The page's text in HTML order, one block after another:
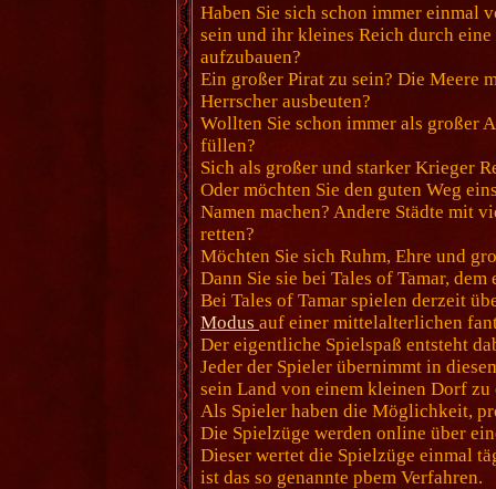
Haben Sie sich schon immer einmal
sein und ihr kleines Reich durch
aufzubauen?
Ein großer Pirat zu sein? Die Meere
Herrscher ausbeuten?
Wollten Sie schon immer als großer
füllen?
Sich als großer und starker Krieger
Oder möchten Sie den guten Weg
Namen machen? Andere Städte mit
retten?
Möchten Sie sich Ruhm, Ehre und
Dann Sie sie bei Tales of Tamar,
Bei Tales of Tamar spielen derzeit
Modus auf einer mittelalterlichen
Der eigentliche Spielspaß entsteht
Jeder der Spieler übernimmt in
sein Land von einem kleinen Dorf zu
Als Spieler haben die Möglichkeit,
Die Spielzüge werden online über
Dieser wertet die Spielzüge einmal
ist das so genannte pbem Verfahren.